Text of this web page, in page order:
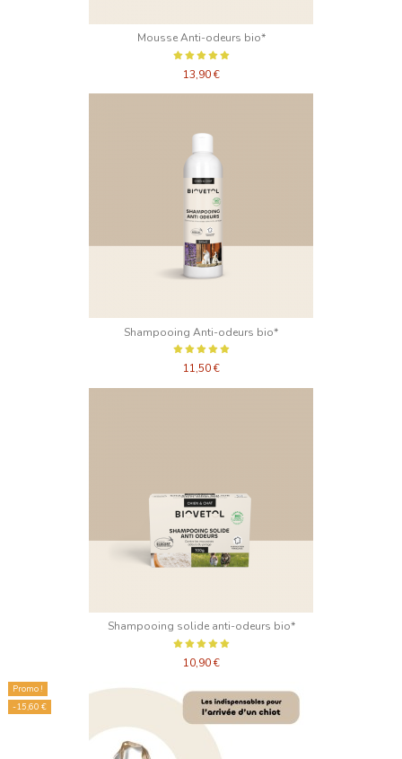
Mousse Anti-odeurs bio*
13,90 €
Shampooing Anti-odeurs bio*
11,50 €
Shampooing solide anti-odeurs bio*
10,90 €
Promo !
-15,60 €